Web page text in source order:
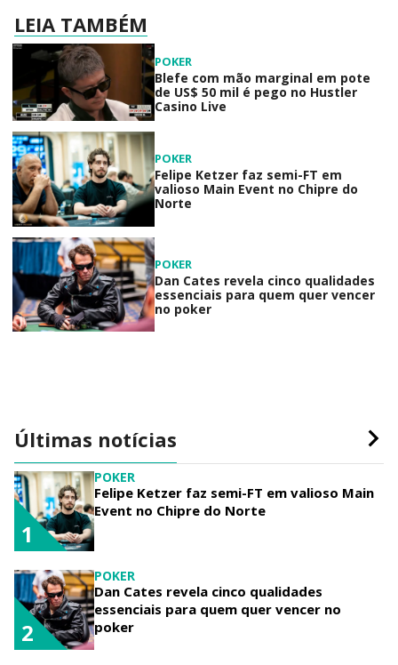
LEIA TAMBÉM
POKER
Blefe com mão marginal em pote
de US$ 50 mil é pego no Hustler
Casino Live
POKER
Felipe Ketzer faz semi-FT em
valioso Main Event no Chipre do
Norte
POKER
Dan Cates revela cinco qualidades
essenciais para quem quer vencer
no poker
Últimas notícias
POKER
Felipe Ketzer faz semi-FT em valioso Main
Event no Chipre do Norte
1
POKER
Dan Cates revela cinco qualidades
essenciais para quem quer vencer no
poker
2